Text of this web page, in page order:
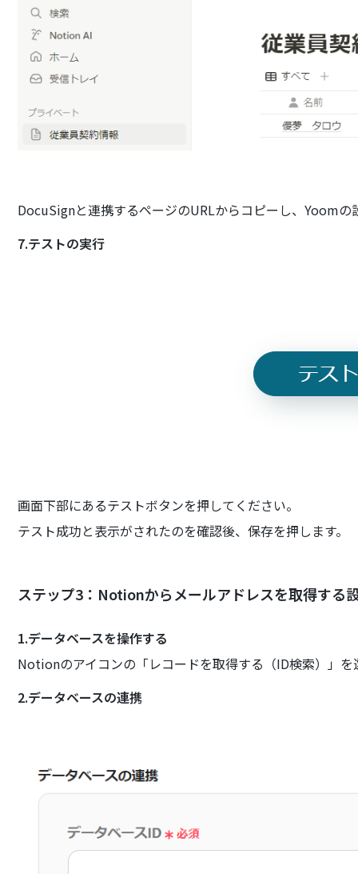
DocuSignと連携するページのURLからコピーし、Yoom
7.テストの実行
画面下部にあるテストボタンを押してください。
テスト成功と表示がされたのを確認後、保存を押します。
ステップ3：Notionからメールアドレスを取得する
1.データベースを操作する
Notionのアイコンの「レコードを取得する（ID検索）」
2.データベースの連携